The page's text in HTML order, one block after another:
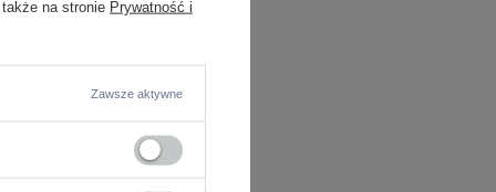
na stronie Prywatność i
Zawsze aktywne